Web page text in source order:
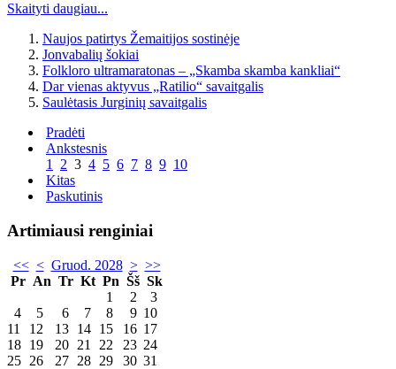
Skaityti daugiau...
Naujos patirtys Žemaitijos sostinėje
Jonvabalių šokiai
Folkloro ultramaratonas – „Skamba skamba kankliai“
Dar vienas aktyvus „Ratilio“ savaitgalis
Saulėtasis Jurginių savaitgalis
Pradėti
Ankstesnis
1 2 3 4 5 6 7 8 9 10
Kitas
Paskutinis
Artimiausi renginiai
<< < Gruod. 2028 > >>
Pr An Tr Kt Pn Šš Sk
1
2
3
4
5 6 7 8 9 10
11
12 13 14 15 16 17
18 19 20 21 22 23 24
25 26 27 28 29 30 31